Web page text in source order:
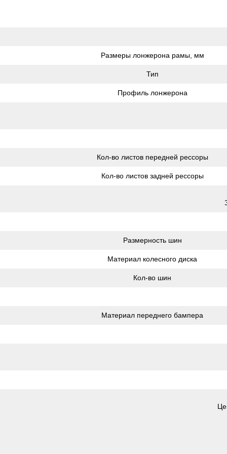
Размеры лонжерона рамы, мм
Тип
Профиль лонжерона
Кол-во листов передней рессоры
Кол-во листов задней рессоры
Размерность шин
Материал колесного диска
Кол-во шин
Материал переднего бампера